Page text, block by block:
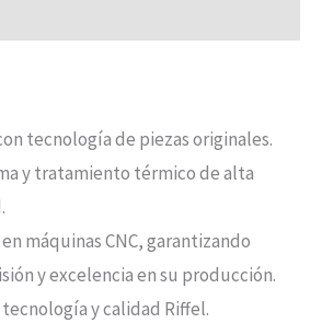
tecnología de piezas originales.
y tratamiento térmico de alta
máquinas CNC, garantizando
y excelencia en su producción.
y calidad Riffel.